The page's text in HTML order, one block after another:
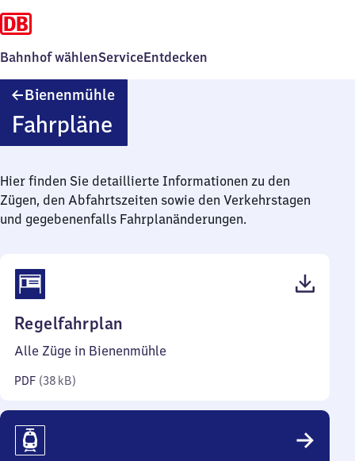
Bahnhof wählenServiceEntdecken
Bienenmühle
Fahrpläne
Hier finden Sie detaillierte Informationen zu den
Zügen, den Abfahrtszeiten sowie den Verkehrstagen
und gegebenenfalls Fahrplanänderungen.
Regelfahrplan
38
Alle Züge in Bienenmühle
PDF (38 kB)